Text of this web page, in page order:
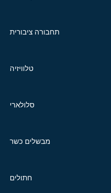
תחבורה ציבורית
טלוויזיה
סלולארי
מבשלים כשר
חתולים